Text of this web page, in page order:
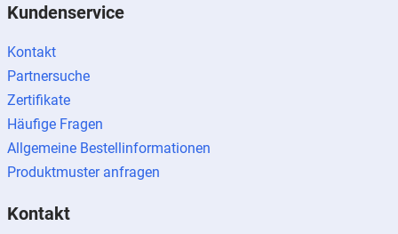
Kundenservice
Kontakt
Partnersuche
Zertifikate
Häufige Fragen
Allgemeine Bestellinformationen
Produktmuster anfragen
Kontakt